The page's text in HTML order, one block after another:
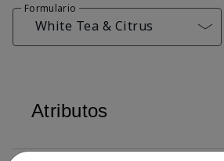
Formulario
White Tea & Citrus
Atributos